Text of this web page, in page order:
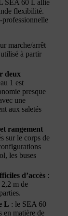
SEA 60 L allie
flexibilité.
marche/arrêt
à partir
deux
1 est
presque
une
aux saletés
rangement
sur le corps de
les buses
d’accès :
m de
L : le SEA 60
en matière de